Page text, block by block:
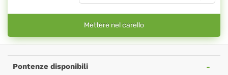
Mettere nel carello
Pontenze disponibili